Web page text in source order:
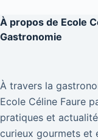
À propos de Ecole
Gastronomie
À travers la
Ecole Céline Faure
pratiques et
curieux gourmets et